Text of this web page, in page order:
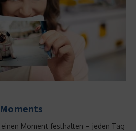
Moment festhalten – jeden Tag